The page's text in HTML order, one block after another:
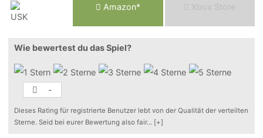
Amazon* Xbox Store
Wie bewertest du das Spiel?
-
Dieses Rating für registrierte Benutzer lebt von der Qualität der verteilten
Sterne. Seid bei eurer Bewertung also fair... [+]